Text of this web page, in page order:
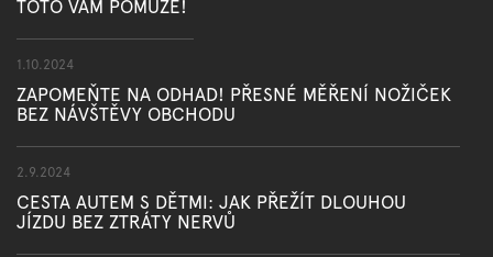
TOTO VÁM POMŮŽE!
1.10.2024
ZAPOMEŇTE NA ODHAD! PŘESNÉ MĚŘENÍ NOŽIČEK
BEZ NÁVŠTĚVY OBCHODU
2.9.2024
CESTA AUTEM S DĚTMI: JAK PŘEŽÍT DLOUHOU
JÍZDU BEZ ZTRÁTY NERVŮ